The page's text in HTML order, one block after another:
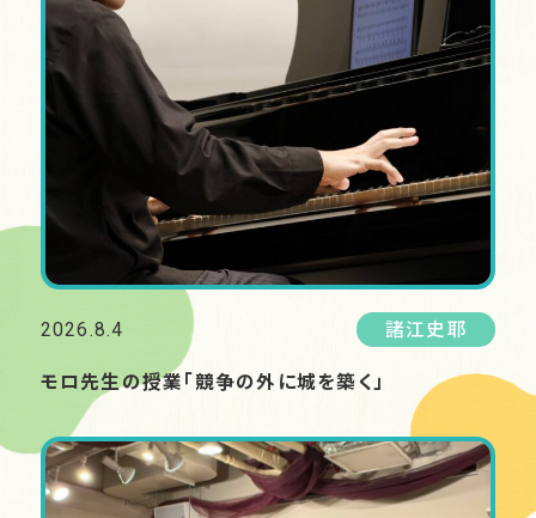
2026.8.4 諸江史耶
モロ先生の授業「競争の外に城を築く」